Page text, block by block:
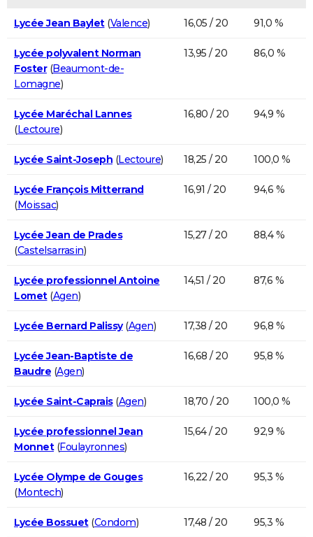
Lycée Jean Baylet(Valence) 16,05 / 20 91,0 %
Lycée polyvalent Norman
Foster(Beaumont-de-
Lomagne)
13,95 / 20 86,0 %
Lycée Maréchal Lannes
(Lectoure)
16,80 / 20 94,9 %
Lycée Saint-Joseph (Lectoure) 18,25 / 20 100,0 %
Lycée François Mitterrand
(Moissac)
16,91 / 20 94,6 %
Lycée Jean de Prades
(Castelsarrasin)
15,27 / 20 88,4 %
Lycée professionnel Antoine
Lomet(Agen)
14,51 / 20 87,6 %
Lycée Bernard Palissy(Agen) 17,38 / 20 96,8 %
Lycée Jean-Baptiste de
Baudre (Agen)
16,68 / 20 95,8 %
Lycée Saint-Caprais(Agen) 18,70 / 20 100,0 %
Lycée professionnel Jean
Monnet(Foulayronnes)
15,64 / 20 92,9 %
Lycée Olympe de Gouges
(Montech)
16,22 / 20 95,3 %
Lycée Bossuet(Condom) 17,48 / 20 95,3 %